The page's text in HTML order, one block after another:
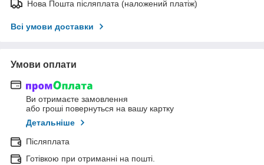
Нова Пошта післяплата (наложений платіж)
Всі умови доставки
Умови оплати
Ви отримаєте замовлення
або гроші повернуться на вашу картку
Детальніше
Післяплата
Готівкою при отриманні на пошті.